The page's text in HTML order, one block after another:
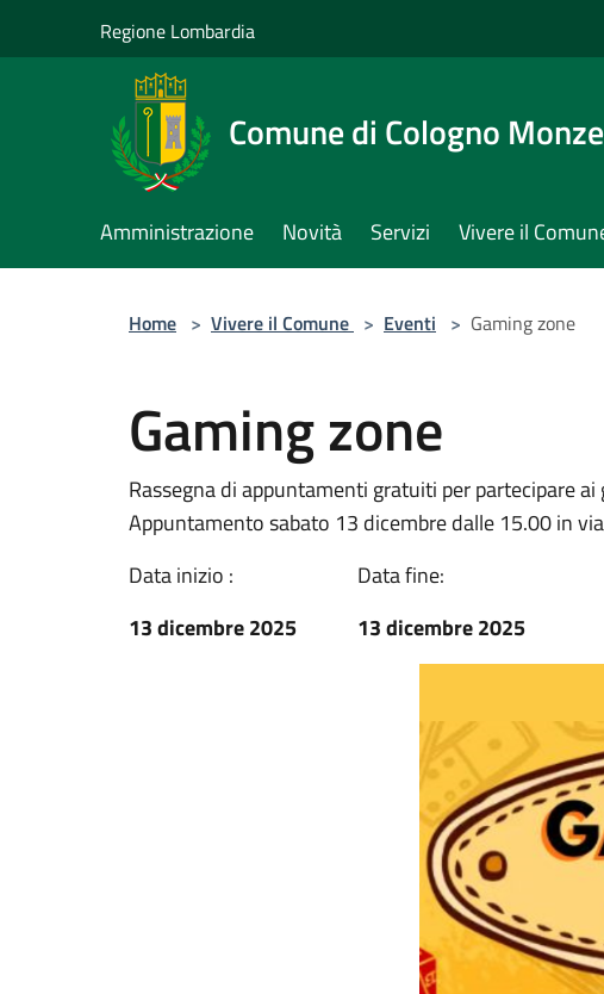
Regione Lombardia
Comune di Cologno
Amministrazione Novità Servizi Vivere il
Home > Vivere il Comune > Eventi > Gaming zone
Gaming zone
Rassegna di appuntamenti gratuiti per partecipare
Appuntamento sabato 13 dicembre dalle 15.00 in
Data inizio :
13 dicembre 2025
Data fine:
13 dicembre 2025